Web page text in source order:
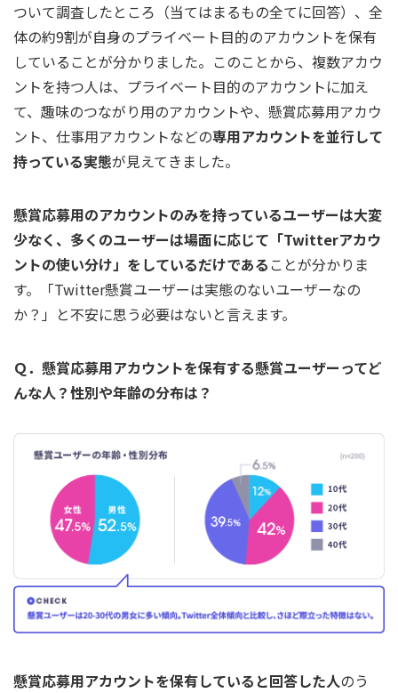
ついて調査したところ（当てはまるもの全てに回答）、全
体の約9割が自身のプライベート目的のアカウントを保有
していることが分かりました。このことから、複数アカウ
ントを持つ人は、プライベート目的のアカウントに加え
て、趣味のつながり用のアカウントや、懸賞応募用アカウ
ント、仕事用アカウントなどの専用アカウントを並行して
持っている実態が見えてきました。
懸賞応募用のアカウントのみを持っているユーザーは大変
少なく、多くのユーザーは場面に応じて「Twitterアカウ
ントの使い分け」をしているだけである ことが分かりま
す。「Twitter懸賞ユーザーは実態のないユーザーなの
か？」と不安に思う必要はないと言えます。
Ｑ．懸賞応募用アカウントを保有する懸賞ユーザーってど
んな人？性別や年齢の分布は？
懸賞応募用アカウントを保有していると回答した人のう